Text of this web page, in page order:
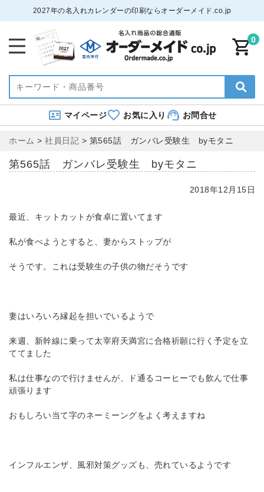
2027年の名入れカレンダーの印刷ならオーダーメイド.co.jp
0
マイページ お気に入り お問合せ
ホーム > 社員日記 > 第565話 ガンバレ受験生 byモタニ
第565話 ガンバレ受験生 byモタニ
2018年12月15日
最近、キットカットが食卓に置いてます
私が食べようとすると、妻からストップが
そうです。これは受験生の子供の物だそうです
妻はいろいろ縁起を担いでいるようで
来週、新幹線に乗って太宰府天満宮に合格祈願に行く予定を立
ててました
私は仕事なので行けませんが、ド通るコーヒーでも飲んで仕事
頑張ります
おもしろい当て字のネーミーングをよく考えますね
インフルエンザ、風邪対策グッズも、売れているようです